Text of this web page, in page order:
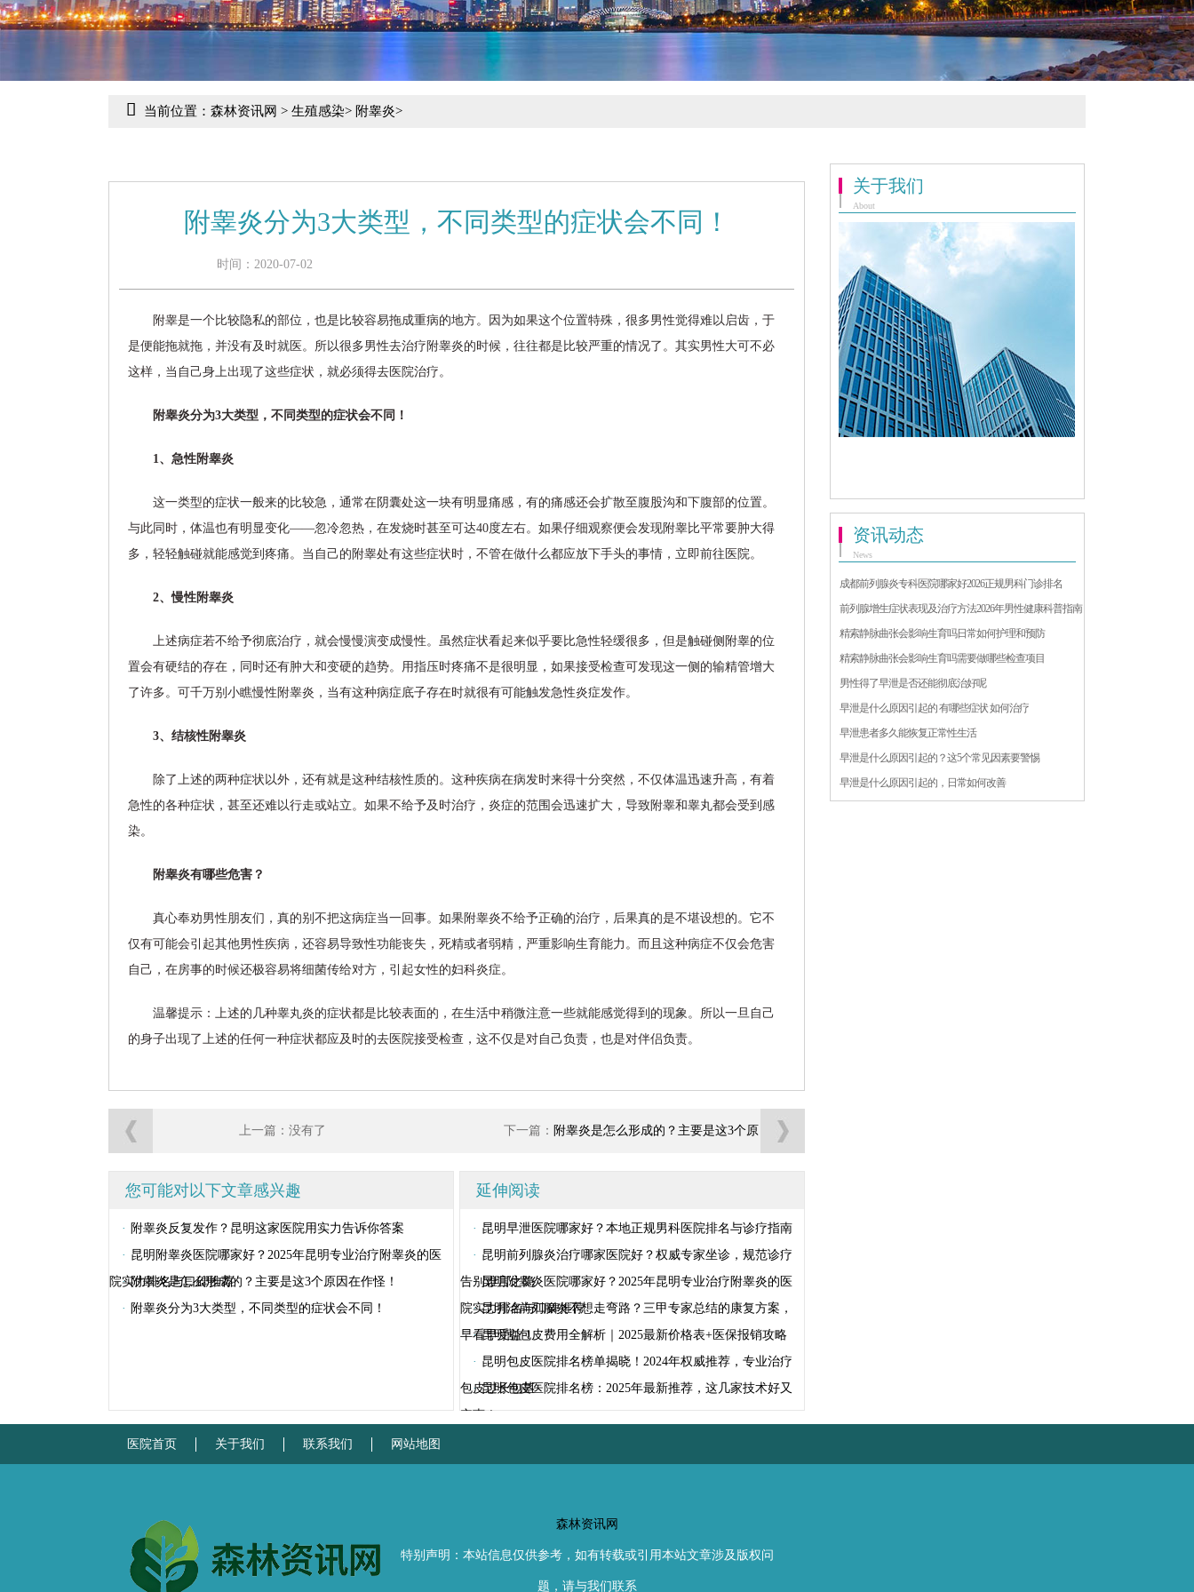
当前位置： 森林资讯网 > 生殖感染> 附睾炎>
附睾炎分为3大类型，不同类型的症状会不同！
时间：2020-07-02
附睾是一个比较隐私的部位，也是比较容易拖成重病的地方。因为如果这个位置特殊，很多男性觉得难以启齿，于
是便能拖就拖，并没有及时就医。所以很多男性去治疗附睾炎的时候，往往都是比较严重的情况了。其实男性大可不必
这样，当自己身上出现了这些症状，就必须得去医院治疗。
附睾炎分为3大类型，不同类型的症状会不同！
1、急性附睾炎
这一类型的症状一般来的比较急，通常在阴囊处这一块有明显痛感，有的痛感还会扩散至腹股沟和下腹部的位置。
与此同时，体温也有明显变化——忽冷忽热，在发烧时甚至可达40度左右。如果仔细观察便会发现附睾比平常要肿大得
多，轻轻触碰就能感觉到疼痛。当自己的附睾处有这些症状时，不管在做什么都应放下手头的事情，立即前往医院。
2、慢性附睾炎
上述病症若不给予彻底治疗，就会慢慢演变成慢性。虽然症状看起来似乎要比急性轻缓很多，但是触碰侧附睾的位
置会有硬结的存在，同时还有肿大和变硬的趋势。用指压时疼痛不是很明显，如果接受检查可发现这一侧的输精管增大
了许多。可千万别小瞧慢性附睾炎，当有这种病症底子存在时就很有可能触发急性炎症发作。
3、结核性附睾炎
除了上述的两种症状以外，还有就是这种结核性质的。这种疾病在病发时来得十分突然，不仅体温迅速升高，有着
急性的各种症状，甚至还难以行走或站立。如果不给予及时治疗，炎症的范围会迅速扩大，导致附睾和睾丸都会受到感
染。
附睾炎有哪些危害？
真心奉劝男性朋友们，真的别不把这病症当一回事。如果附睾炎不给予正确的治疗，后果真的是不堪设想的。它不
仅有可能会引起其他男性疾病，还容易导致性功能丧失，死精或者弱精，严重影响生育能力。而且这种病症不仅会危害
自己，在房事的时候还极容易将细菌传给对方，引起女性的妇科炎症。
温馨提示：上述的几种睾丸炎的症状都是比较表面的，在生活中稍微注意一些就能感觉得到的现象。所以一旦自己
的身子出现了上述的任何一种症状都应及时的去医院接受检查，这不仅是对自己负责，也是对伴侣负责。
上一篇：没有了 下一篇： 附睾炎是怎么形成的？主要是这3个原
因在作怪！
您可能对以下文章感兴趣
· 附睾炎反复发作？昆明这家医院用实力告诉你答案
· 昆明附睾炎医院哪家好？2025年昆明专业治疗附睾炎的医
院实力排名与口碑推荐
· 附睾炎是怎么形成的？主要是这3个原因在作怪！
· 附睾炎分为3大类型，不同类型的症状会不同！
延伸阅读
· 昆明早泄医院哪家好？本地正规男科医院排名与诊疗指南
· 昆明前列腺炎治疗哪家医院好？权威专家坐诊，规范诊疗
告别难言之隐
· 昆明附睾炎医院哪家好？2025年昆明专业治疗附睾炎的医
院实力排名与口碑推荐
· 昆明治前列腺炎不想走弯路？三甲专家总结的康复方案，
早看早受益！
· 昆明割包皮费用全解析｜2025最新价格表+医保报销攻略
· 昆明包皮医院排名榜单揭晓！2024年权威推荐，专业治疗
包皮过长包茎
· 昆明包皮医院排名榜：2025年最新推荐，这几家技术好又
实惠！
关于我们
About
资讯动态
News
成都前列腺炎专科医院哪家好2026正规男科门诊排名
前列腺增生症状表现及治疗方法2026年男性健康科普指南
精索静脉曲张会影响生育吗日常如何护理和预防
精索静脉曲张会影响生育吗需要做哪些检查项目
男性得了早泄是否还能彻底治好呢
早泄是什么原因引起的 有哪些症状 如何治疗
早泄患者多久能恢复正常性生活
早泄是什么原因引起的？这5个常见因素要警惕
早泄是什么原因引起的，日常如何改善
医院首页 关于我们 联系我们 网站地图
森林资讯网
特别声明：本站信息仅供参考，如有转载或引用本站文章涉及版权问
题，请与我们联系